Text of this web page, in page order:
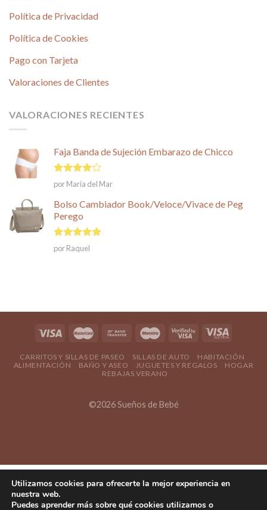
Política de Privacidad
Política de Cookies
Pago con Tarjeta
Valoraciones de Clientes
VALORACIONES RECIENTES
Faja Banda de Sujeción Embarazo de Chicco
Valorado
en
5
por María del Mar
Bolso Cambiador Book/Veloce/Vivace de Peg
Perego
Valorado en
5
de 5
por Raquel
CARRITOS Y SILLAS DE PASEO SILLAS DE AUTO
HABITACIÓN
ALIMENTACIÓN
BAÑO Y ASEO JUGUETES Y REGALOS
HOGAR
REBAJAS VERANO
©2026 Sueños de Bebé
Utilizamos cookies para ofrecerte la mejor experiencia en
nuestra web.
Puedes aprender más sobre qué cookies utilizamos o